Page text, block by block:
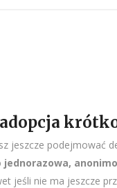
adopcja
jeszcze podejmować
jednorazowa,
jeśli nie ma jeszcze